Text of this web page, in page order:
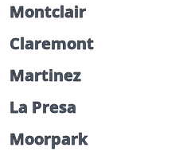
Montclair
Claremont
Martinez
La Presa
Moorpark